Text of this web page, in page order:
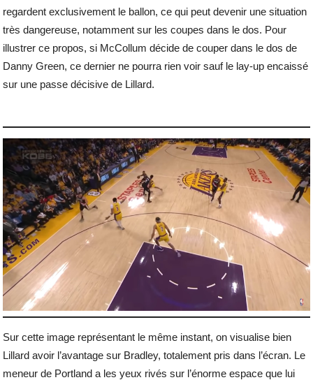
regardent exclusivement le ballon, ce qui peut devenir une situation
très dangereuse, notamment sur les coupes dans le dos. Pour
illustrer ce propos, si McCollum décide de couper dans le dos de
Danny Green, ce dernier ne pourra rien voir sauf le lay-up encaissé
sur une passe décisive de Lillard.
Sur cette image représentant le même instant, on visualise bien
Lillard avoir l’avantage sur Bradley, totalement pris dans l’écran. Le
meneur de Portland a les yeux rivés sur l’énorme espace que lui